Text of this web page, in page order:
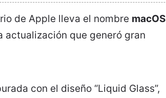
de Apple lleva el nombre macOS
actualización que generó gran
con el diseño “Liquid Glass”,